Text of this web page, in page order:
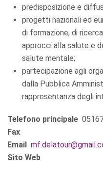
predisposizione e
progetti nazionali ed
di formazione, di
approcci alla salute e
salute mentale;
partecipazione agli
dalla Pubblica
rappresentanza degli
Telefono principale
Fax
Email
Sito Web